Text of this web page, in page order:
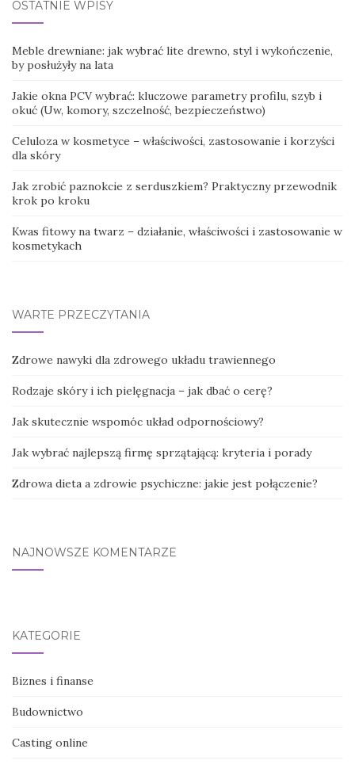
OSTATNIE WPISY
Meble drewniane: jak wybrać lite drewno, styl i wykończenie,
by posłużyły na lata
Jakie okna PCV wybrać: kluczowe parametry profilu, szyb i
okuć (Uw, komory, szczelność, bezpieczeństwo)
Celuloza w kosmetyce – właściwości, zastosowanie i korzyści
dla skóry
Jak zrobić paznokcie z serduszkiem? Praktyczny przewodnik
krok po kroku
Kwas fitowy na twarz – działanie, właściwości i zastosowanie w
kosmetykach
WARTE PRZECZYTANIA
Zdrowe nawyki dla zdrowego układu trawiennego
Rodzaje skóry i ich pielęgnacja – jak dbać o cerę?
Jak skutecznie wspomóc układ odpornościowy?
Jak wybrać najlepszą firmę sprzątającą: kryteria i porady
Zdrowa dieta a zdrowie psychiczne: jakie jest połączenie?
NAJNOWSZE KOMENTARZE
KATEGORIE
Biznes i finanse
Budownictwo
Casting online